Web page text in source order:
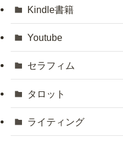
Kindle書籍
Youtube
セラフィム
タロット
ライティング